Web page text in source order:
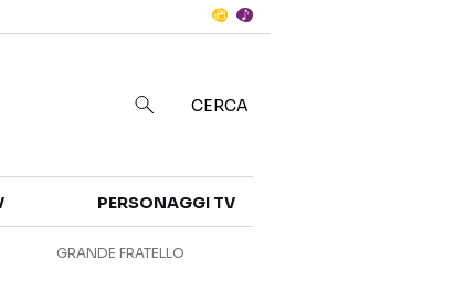
ANTEPRIME
CERCA
PERSONAGGI TV
GRANDE FRATELLO